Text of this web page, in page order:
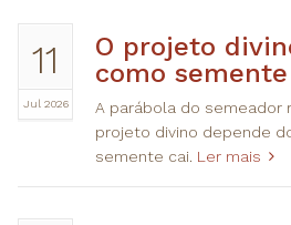
11
Jul 2026
O projeto
como semente
A parábola do semeador
projeto divino depende
semente cai. Ler mais